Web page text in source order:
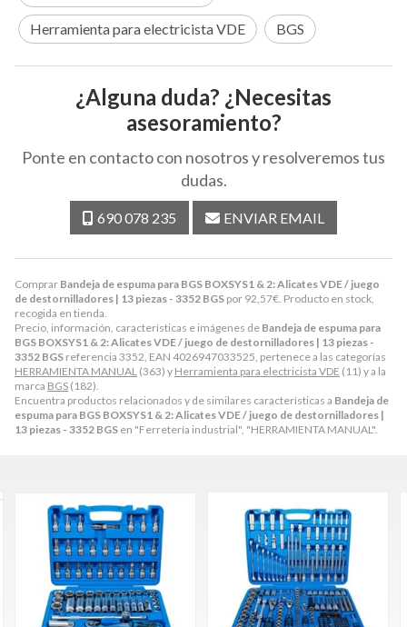
Comprar Bandeja de espuma para BGS BOXSYS1 & 2: Alicates VDE / juego
de destornilladores | 13 piezas - 3352 BGS por 92,57€. Producto en stock,
recogida en tienda.
Precio, información, características e imágenes de Bandeja de espuma para
BGS BOXSYS1 & 2: Alicates VDE / juego de destornilladores | 13 piezas -
3352 BGS referencia 3352, EAN 4026947033525, pertenece a las categorías
HERRAMIENTA MANUAL (363) y Herramienta para electricista VDE (11) y a la
marca BGS (182).
Encuentra productos relacionados y de similares características a Bandeja de
espuma para BGS BOXSYS1 & 2: Alicates VDE / juego de destornilladores |
13 piezas - 3352 BGS en "Ferretería industrial", "HERRAMIENTA MANUAL".
Herramienta para electricista VDE BGS
¿Alguna duda? ¿Necesitas
asesoramiento?
Ponte en contacto con nosotros y resolveremos tus
dudas.
690 078 235 ENVIAR EMAIL